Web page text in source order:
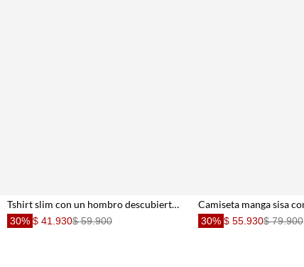
Tshirt slim con un hombro descubierto en poliéster blanco para mujer
30% $ 41.930$ 59.900 30% $ 55.930$ 79.900